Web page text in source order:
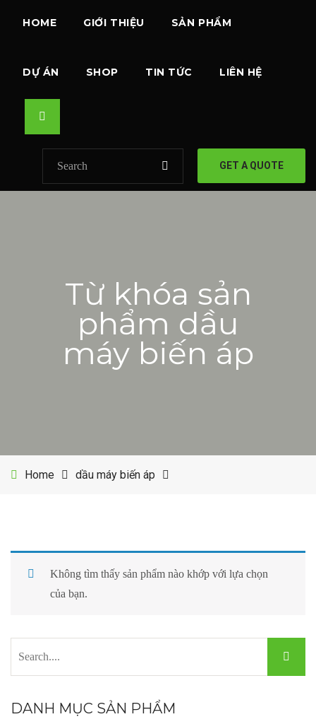
HOME GIỚI THIỆU SẢN PHẨM
DỰ ÁN SHOP TIN TỨC LIÊN HỆ
GET A QUOTE
Từ khóa sản
phẩm dầu
máy biến áp
Home dầu máy biến áp
Không tìm thấy sản phẩm nào khớp với lựa chọn
của bạn.
DANH MỤC SẢN PHẨM